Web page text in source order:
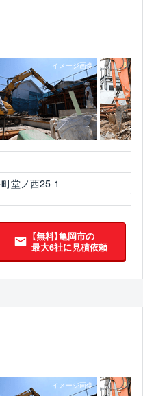
堂ノ西25-1
【無料】亀岡市の
最大6社に見積依頼